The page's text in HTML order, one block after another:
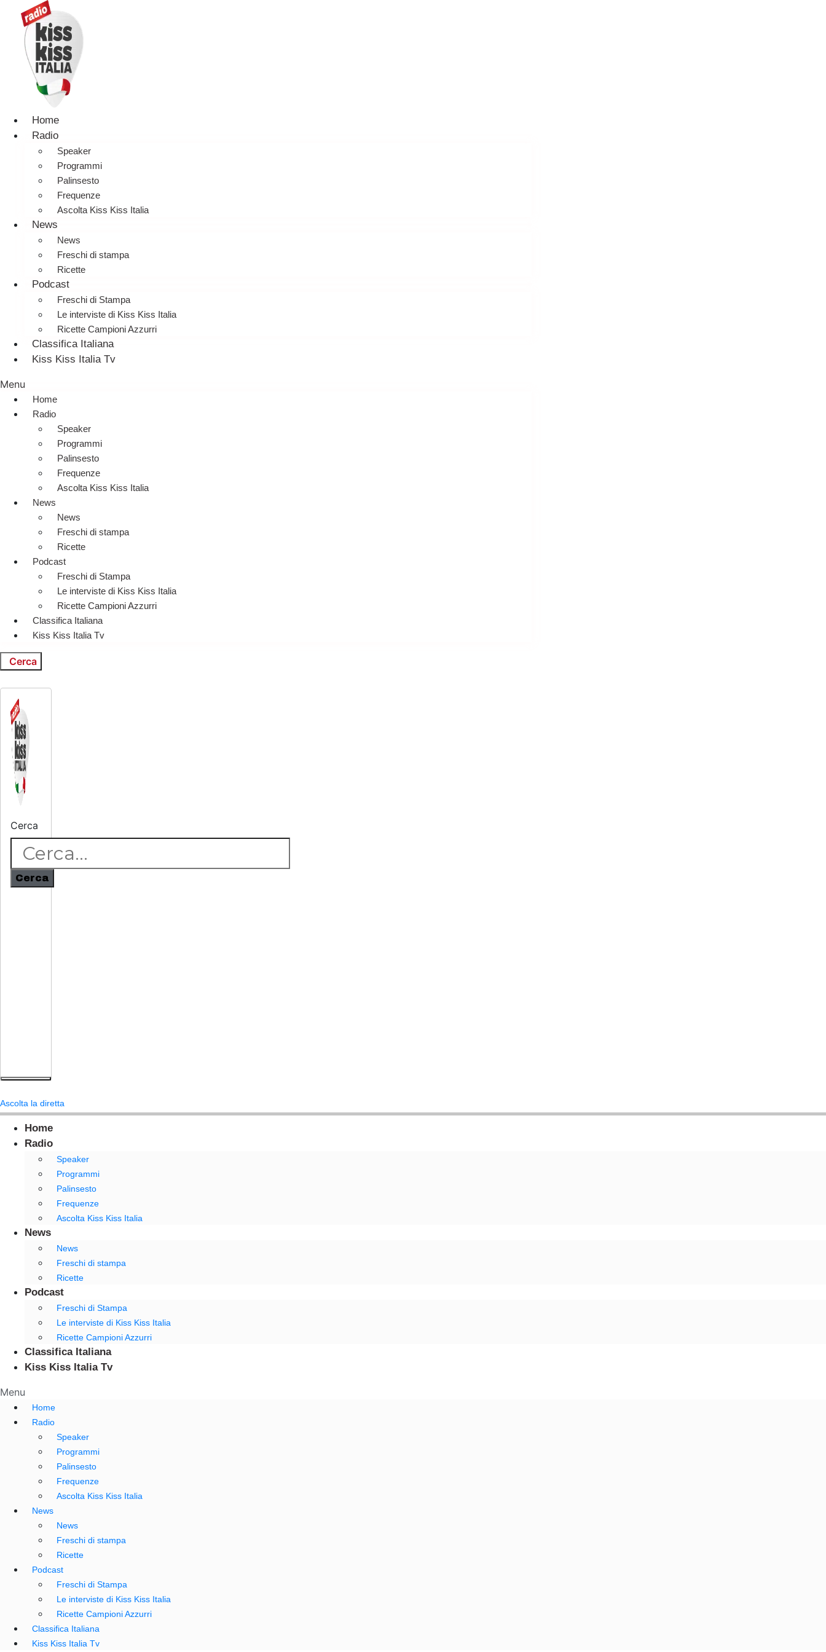
Home
Radio
Speaker
Programmi
Palinsesto
Frequenze
Ascolta Kiss Kiss Italia
News
News
Freschi di stampa
Ricette
Podcast
Freschi di Stampa
Le interviste di Kiss Kiss Italia
Ricette Campioni Azzurri
Classifica Italiana
Kiss Kiss Italia Tv
Menu
Home
Radio
Speaker
Programmi
Palinsesto
Frequenze
Ascolta Kiss Kiss Italia
News
News
Freschi di stampa
Ricette
Podcast
Freschi di Stampa
Le interviste di Kiss Kiss Italia
Ricette Campioni Azzurri
Classifica Italiana
Kiss Kiss Italia Tv
Cerca
Cerca
Cerca
Ascolta la diretta
Home
Radio
Speaker
Programmi
Palinsesto
Frequenze
Ascolta Kiss Kiss Italia
News
News
Freschi di stampa
Ricette
Podcast
Freschi di Stampa
Le interviste di Kiss Kiss Italia
Ricette Campioni Azzurri
Classifica Italiana
Kiss Kiss Italia Tv
Menu
Home
Radio
Speaker
Programmi
Palinsesto
Frequenze
Ascolta Kiss Kiss Italia
News
News
Freschi di stampa
Ricette
Podcast
Freschi di Stampa
Le interviste di Kiss Kiss Italia
Ricette Campioni Azzurri
Classifica Italiana
Kiss Kiss Italia Tv